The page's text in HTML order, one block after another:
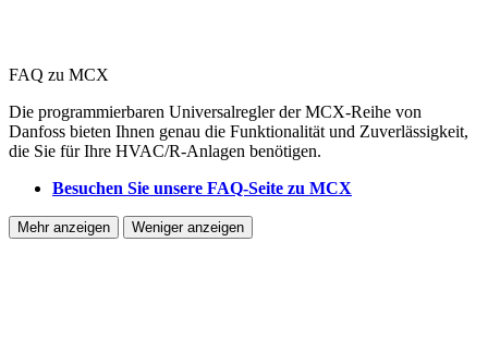
FAQ zu MCX
Die programmierbaren Universalregler der MCX-Reihe von
Danfoss bieten Ihnen genau die Funktionalität und Zuverlässigkeit,
die Sie für Ihre HVAC/R-Anlagen benötigen.
Besuchen Sie unsere FAQ-Seite zu MCX
Mehr anzeigen Weniger anzeigen